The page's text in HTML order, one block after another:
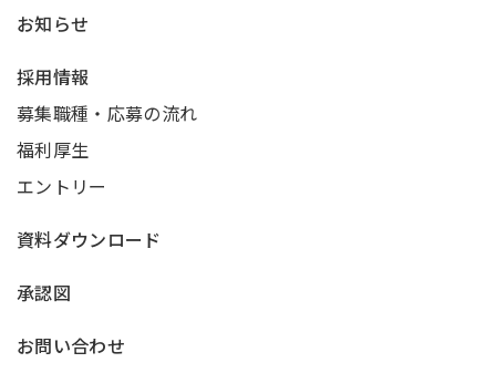
お知らせ
採用情報
募集職種・応募の流れ
福利厚生
エントリー
資料ダウンロード
承認図
お問い合わせ